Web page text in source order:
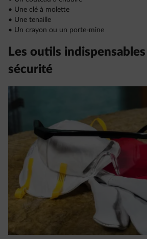
• Une clé à molette
• Une tenaille
• Un crayon ou un porte-mine
Les outils
sécurité